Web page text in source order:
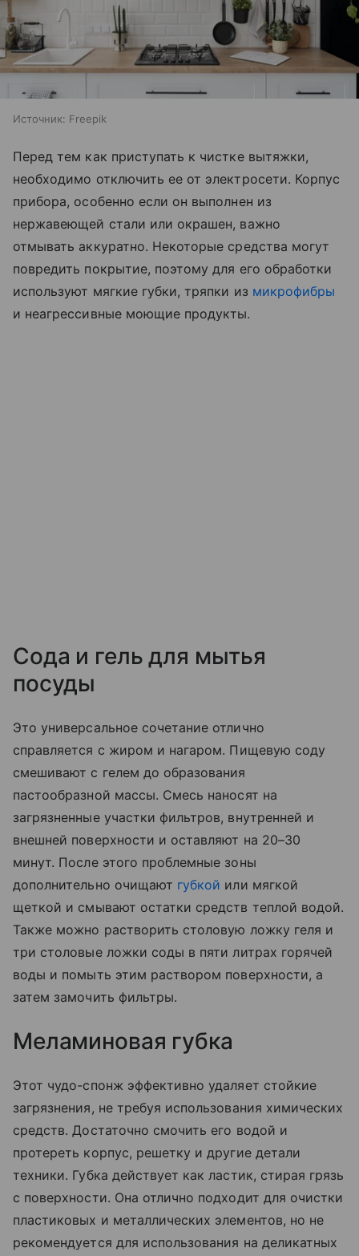
Источник: Freepik
Перед тем как приступать к чистке вытяжки,
необходимо отключить ее от электросети. Корпус
прибора, особенно если он выполнен из
нержавеющей стали или окрашен, важно
отмывать аккуратно. Некоторые средства могут
повредить покрытие, поэтому для его обработки
используют мягкие губки, тряпки из микрофибры
и неагрессивные моющие продукты.
Сода и гель для мытья
посуды
Это универсальное сочетание отлично
справляется с жиром и нагаром. Пищевую соду
смешивают с гелем до образования
пастообразной массы. Смесь наносят на
загрязненные участки фильтров, внутренней и
внешней поверхности и оставляют на 20–30
минут. После этого проблемные зоны
дополнительно очищают губкой или мягкой
щеткой и смывают остатки средств теплой водой.
Также можно растворить столовую ложку геля и
три столовые ложки соды в пяти литрах горячей
воды и помыть этим раствором поверхности, а
затем замочить фильтры.
Меламиновая губка
Этот чудо-спонж эффективно удаляет стойкие
загрязнения, не требуя использования химических
средств. Достаточно смочить его водой и
протереть корпус, решетку и другие детали
техники. Губка действует как ластик, стирая грязь
с поверхности. Она отлично подходит для очистки
пластиковых и металлических элементов, но не
рекомендуется для использования на деликатных